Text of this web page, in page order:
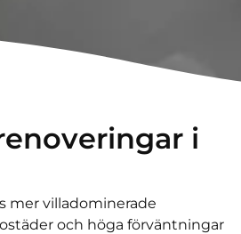
i
mer villadominerade
och höga förväntningar